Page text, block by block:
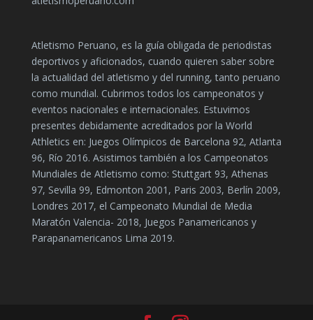
Atletismo Peruano, es la guía obligada de periodistas
deportivos y aficionados, cuando quieren saber sobre
la actualidad del atletismo y del running, tanto peruano
como mundial. Cubrimos todos los campeonatos y
eventos nacionales e internacionales. Estuvimos
presentes debidamente acreditados por la World
Athletics en: Juegos Olímpicos de Barcelona 92, Atlanta
96, Río 2016. Asistimos también a los Campeonatos
Mundiales de Atletismo como: Stuttgart 93, Athenas
97, Sevilla 99, Edmonton 2001, Paris 2003, Berlín 2009,
Londres 2017, el Campeonato Mundial de Media
Maratón Valencia- 2018, Juegos Panamericanos y
Parapanamericanos Lima 2019.